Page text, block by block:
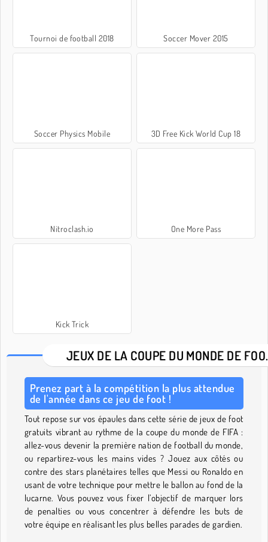
Tournoi de football 2018 Soccer Mover 2015
Soccer Physics Mobile 3D Free Kick World Cup 18
Nitroclash.io One More Pass
Kick Trick
JEUX DE LA COUPE DU MONDE DE
Prenez part à la compétition la plus attendue
de l'année dans ce jeu de foot !
Tout repose sur vos épaules dans cette série de jeux de foot
gratuits vibrant au rythme de la coupe du monde de FIFA :
allez-vous devenir la première nation de football du monde,
ou repartirez-vous les mains vides ? Jouez aux côtés ou
contre des stars planétaires telles que Messi ou Ronaldo en
usant de votre technique pour mettre le ballon au fond de la
lucarne. Vous pouvez vous fixer l’objectif de marquer lors
de penalties ou vous concentrer à défendre les buts de
votre équipe en réalisant les plus belles parades de gardien.